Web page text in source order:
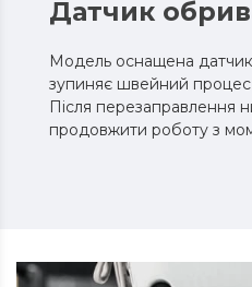
Датчик
Модель оснащена
зупиняє швейний процес
Після перезаправлення
продовжити роботу з